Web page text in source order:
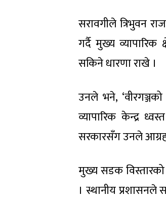
सरावगीले त्रिभुवन
गर्दै मुख्य
सकिने धारणा राखे ।
उनले भने,
व्यापारिक केन्द्र
सरकारसँग उनले
मुख्य सडक विस्तारको
। स्थानीय प्रशासनले